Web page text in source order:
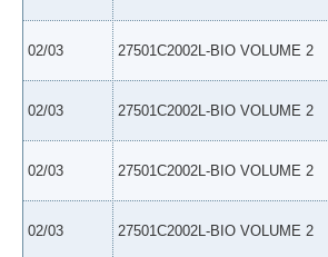
02/03 27501C2002L-BIO VOLUME 2
02/03 27501C2002L-BIO VOLUME 2
02/03 27501C2002L-BIO VOLUME 2
02/03 27501C2002L-BIO VOLUME 2